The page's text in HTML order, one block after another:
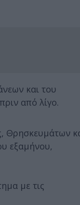
και του
από λίγο.
Θρησκευμάτων
εξαμήνου,
με τις